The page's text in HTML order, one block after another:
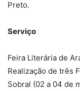
Preto.
Serviço
Feira Literária de
Realização de três
Sobral (02 a 04 de